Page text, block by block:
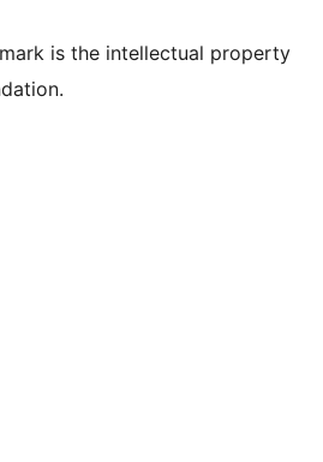
is the intellectual property